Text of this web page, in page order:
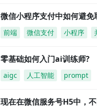
微信小程序支付中如何避
前端 微信支付 小程序
零基础如何入门ai训练师?
aigc 人工智能 prompt
现在在微信服务号H5中，